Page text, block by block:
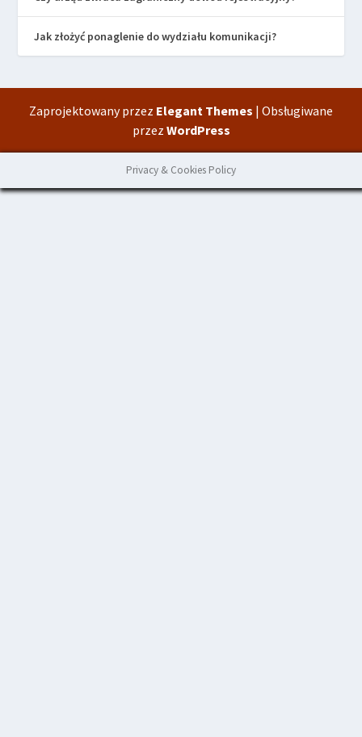
Jak złożyć ponaglenie do wydziału komunikacji?
Zaprojektowany przez Elegant Themes | Obsługiwane
przez WordPress
Privacy & Cookies Policy